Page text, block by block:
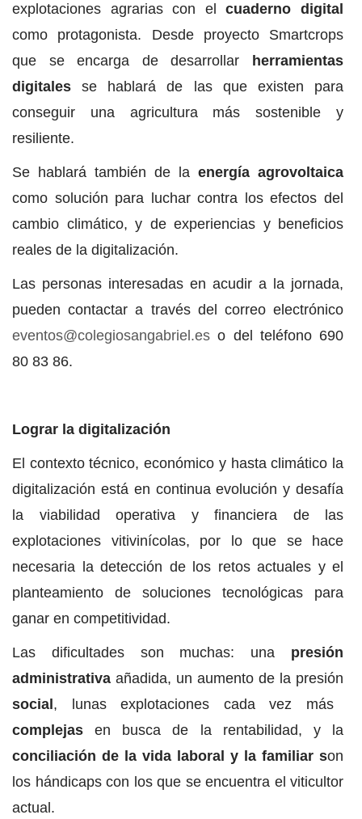
explotaciones agrarias con elcuaderno digital
como protagonista. Desde proyecto Smartcrops
que se encarga de desarrollar
herramientas
digitalesse hablará de las que existen para
conseguir una agricultura más sostenible y
resiliente.
Se hablará también de la energía agrovoltaica
como solución para luchar contra los efectos del
cambio climático, y de experiencias y beneficios
reales de la digitalización.
Las personas interesadas en acudir a la jornada,
pueden contactar a través del correo electrónico
eventos@colegiosangabriel.es o del teléfono 690
80 83 86.
Lograr la digitalización
El contexto técnico, económico y hasta climático la
digitalización está en continua evolución y desafía
la viabilidad operativa y financiera de las
explotaciones vitivinícolas, por lo que se hace
necesaria la detección de los retos actuales y el
planteamiento de soluciones tecnológicas para
ganar en competitividad.
Las dificultades son muchas: una presión
administrativa añadida, un aumento de la presión
social , lunas explotaciones cada vez más
complejasen busca de la rentabilidad, y la
conciliación de la vida laboral y la familiar son
los hándicaps con los que se encuentra el viticultor
actual.